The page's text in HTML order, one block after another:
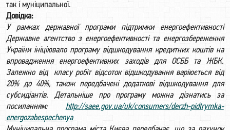
так і муніципальної.
Довідка:
У рамках державної програми підтримки енергоефективності
Державне агентство з енергоефективності та енергозбереження
України ініціювало програму відшкодування кредитних коштів на
впровадження енергоефективних заходів для ОСББ та ЖБК.
Залежно від класу робіт відсоток відшкодування варіюється від
20% до 40%, також передбачені додаткові відшкодування для
субсидіантів. Детальніше про програму можна дізнатись за
посиланням: http://saee.gov.ua/uk/consumers/derzh-pidtrymka-
energozabespechenya